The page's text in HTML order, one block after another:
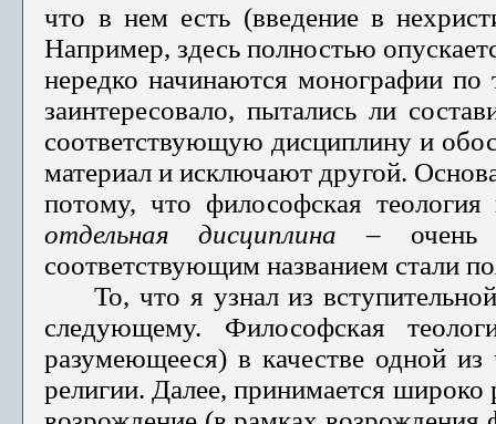
что в нем есть (введение в
Например, здесь полностью
нередко начинаются моно­графии
заин­тересовало, пытались ли
соответствующую дисциплину и
материал и исключают другой.
потому, что философская
отдельная дисциплина – очень
соответствующим названием стали
То, что я узнал из
следующему. Философская
разумеющееся) в качестве одной
религии. Далее, принимается широко